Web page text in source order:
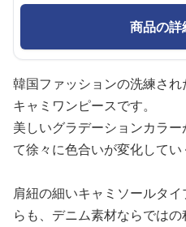
商品の詳
韓国ファッションの洗練さ
キャミワンピースです。
美しいグラデーションカラ
て徐々に色合いが変化してい
肩紐の細いキャミソールタ
らも、デニム素材ならでは